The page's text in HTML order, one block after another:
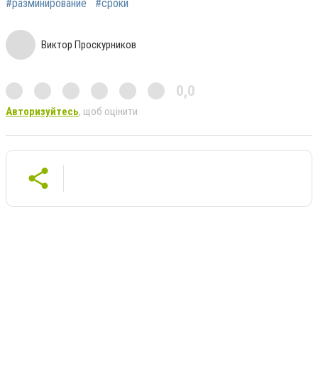
#разминирование
#сроки
Виктор Проскурников
0,0
Авторизуйтесь, щоб оцінити